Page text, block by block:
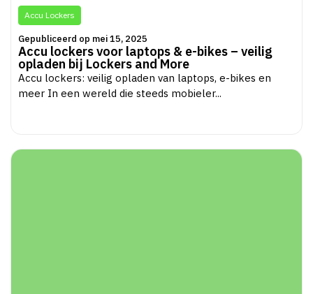
Accu Lockers
Gepubliceerd op mei 15, 2025
Accu lockers voor laptops & e-bikes – veilig
opladen bij Lockers and More
Accu lockers: veilig opladen van laptops, e-bikes en
meer In een wereld die steeds mobieler...